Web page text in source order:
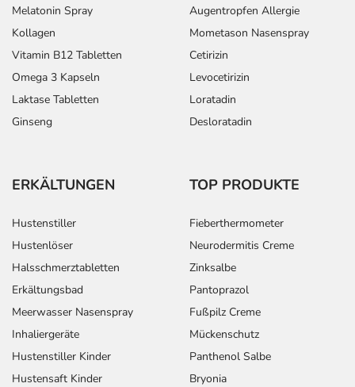
Melatonin Spray
Kollagen
Vitamin B12 Tabletten
Omega 3 Kapseln
Laktase Tabletten
Ginseng
Augentropfen Allergie
Mometason Nasenspray
Cetirizin
Levocetirizin
Loratadin
Desloratadin
ERKÄLTUNGEN
Hustenstiller
Hustenlöser
Halsschmerztabletten
Erkältungsbad
Meerwasser Nasenspray
Inhaliergeräte
Hustenstiller Kinder
Hustensaft Kinder
TOP PRODUKTE
Fieberthermometer
Neurodermitis Creme
Zinksalbe
Pantoprazol
Fußpilz Creme
Mückenschutz
Panthenol Salbe
Bryonia